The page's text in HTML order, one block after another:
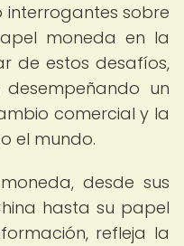
sobre
moneda en la
de estos desafíos,
un
comercial y la
el mundo.
desde sus
hasta su papel
refleja la